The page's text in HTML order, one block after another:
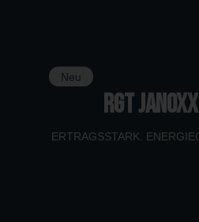
Neu
RGT JANOXX
ERTRAGSSTARK.